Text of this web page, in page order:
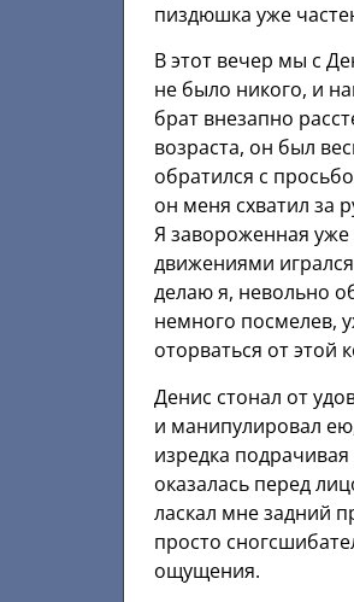
пиздюшка уже
В этот вечер мы с
не было никого, и
брат внезапно
возраста, он был
обратился с
он меня схватил за
Я завороженная уже
движениями
делаю я, невольно
немного посмелев,
оторваться от
Денис стонал от
и манипулировал
изредка
оказалась перед
ласкал мне задний
просто
ощущения.